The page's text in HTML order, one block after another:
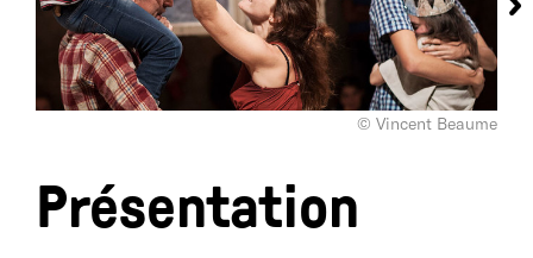
© Vincent Beaume
Présentation